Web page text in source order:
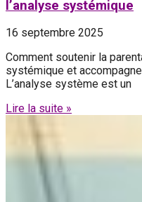
l’analyse systémique
16 septembre 2025
Comment soutenir la
systémique et
L’analyse système est un
Lire la suite »